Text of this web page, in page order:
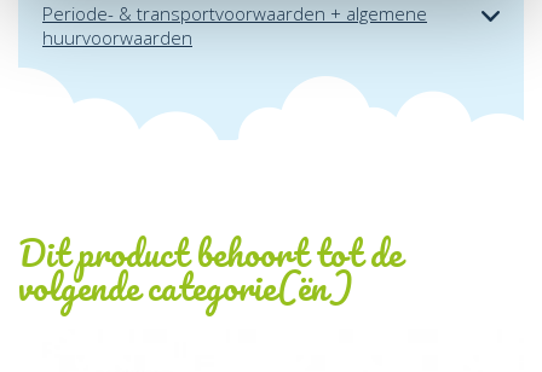
Periode- & transportvoorwaarden + algemene
huurvoorwaarden
Dit product behoort tot de
volgende categorie(ën)